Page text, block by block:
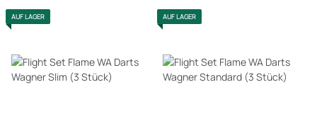
AUF LAGER AUF LAGER